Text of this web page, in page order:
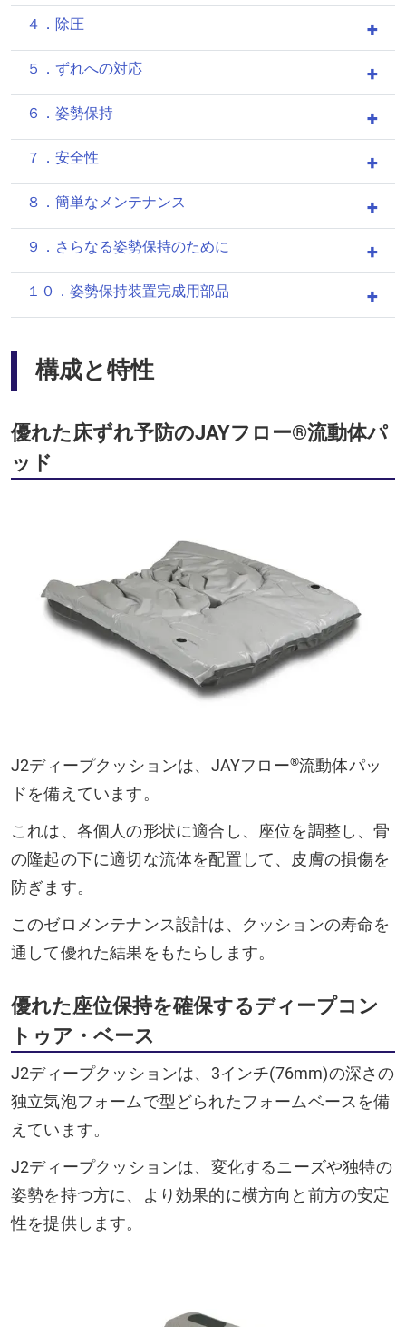
４．除圧
５．ずれへの対応
６．姿勢保持
７．安全性
８．簡単なメンテナンス
９．さらなる姿勢保持のために
１０．姿勢保持装置完成用部品
構成と特性
優れた床ずれ予防のJAYフロー®流動体パ
ッド
J2ディープクッションは、JAYフロー®流動体パッ
ドを備えています。
これは、各個人の形状に適合し、座位を調整し、骨
の隆起の下に適切な流体を配置して、皮膚の損傷を
防ぎます。
このゼロメンテナンス設計は、クッションの寿命を
通して優れた結果をもたらします。
優れた座位保持を確保するディープコン
トゥア・ベース
J2ディープクッションは、3インチ(76mm)の深さの
独立気泡フォームで型どられたフォームベースを備
えています。
J2ディープクッションは、変化するニーズや独特の
姿勢を持つ方に、より効果的に横方向と前方の安定
性を提供します。